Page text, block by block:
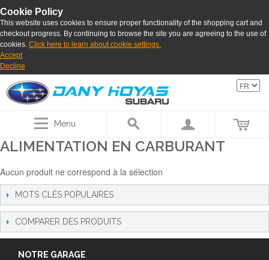
Cookie Policy
This website uses cookies to ensure proper functionality of the shopping cart and
checkout progress. By continuing to browse the site you are agreeing to the use of
cookies. Click here to learn about cookie settings.
Accept
Decline
Menu
ALIMENTATION EN CARBURANT
Aucun produit ne correspond à la sélection
MOTS CLÉS POPULAIRES
COMPARER DES PRODUITS
NOTRE GARAGE